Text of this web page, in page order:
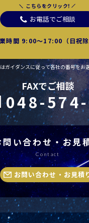
こちらをクリック!
お電話でご相談
時間 9:00〜17:00（日祝除
ガイダンスに従って各社の番号をお
FAXでご相談
048-
問い合わせ・お見
Contact
お問い合わせ・お見積